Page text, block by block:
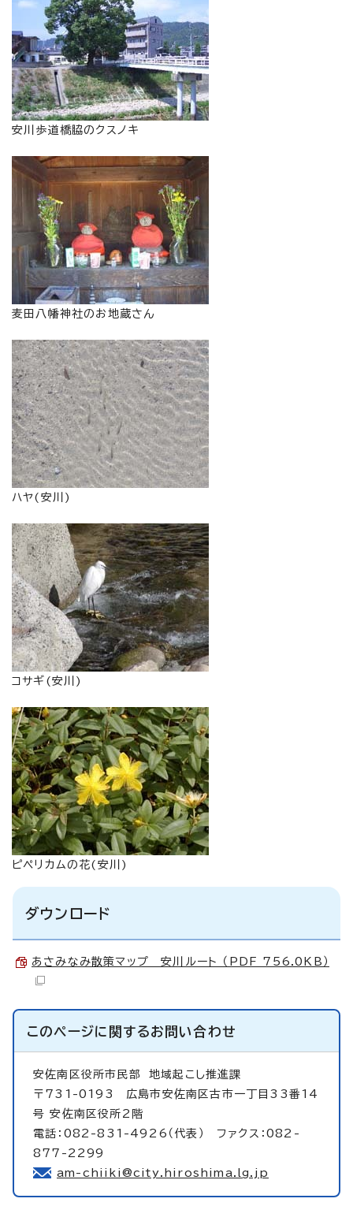
安川歩道橋脇のクスノキ
麦田八幡神社のお地蔵さん
ハヤ(安川)
コサギ(安川)
ピペリカムの花(安川)
ダウンロード
あさみなみ散策マップ 安川ルート （PDF 756.0KB）
このページに関するお問い合わせ
安佐南区役所市民部 地域起こし推進課
〒731-0193 広島市安佐南区古市一丁目33番14
号 安佐南区役所2階
電話：082-831-4926（代表） ファクス：082-
877-2299
am-chiiki@city.hiroshima.lg.jp